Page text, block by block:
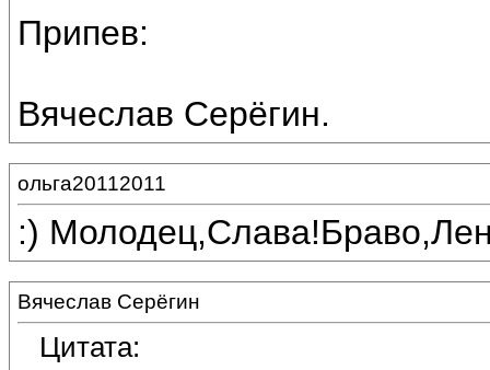
Припев:
Вячеслав Серёгин.
ольга20112011
:)
Вячеслав Серёгин
Цитата: